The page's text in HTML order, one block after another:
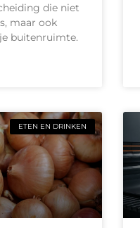
die niet
maar ook
buitenruimte.
ETEN EN DRINKEN